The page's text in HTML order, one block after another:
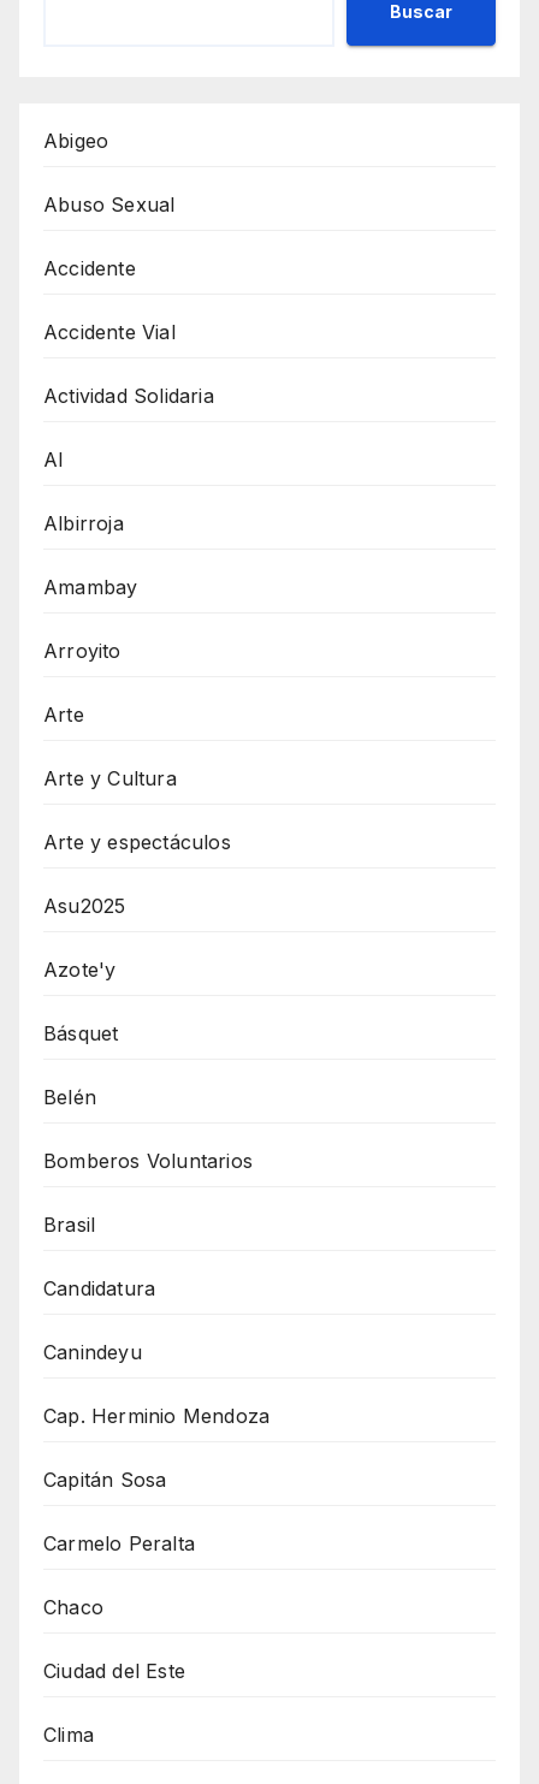
Buscar
Abigeo
Abuso Sexual
Accidente
Accidente Vial
Actividad Solidaria
AI
Albirroja
Amambay
Arroyito
Arte
Arte y Cultura
Arte y espectáculos
Asu2025
Azote'y
Básquet
Belén
Bomberos Voluntarios
Brasil
Candidatura
Canindeyu
Cap. Herminio Mendoza
Capitán Sosa
Carmelo Peralta
Chaco
Ciudad del Este
Clima